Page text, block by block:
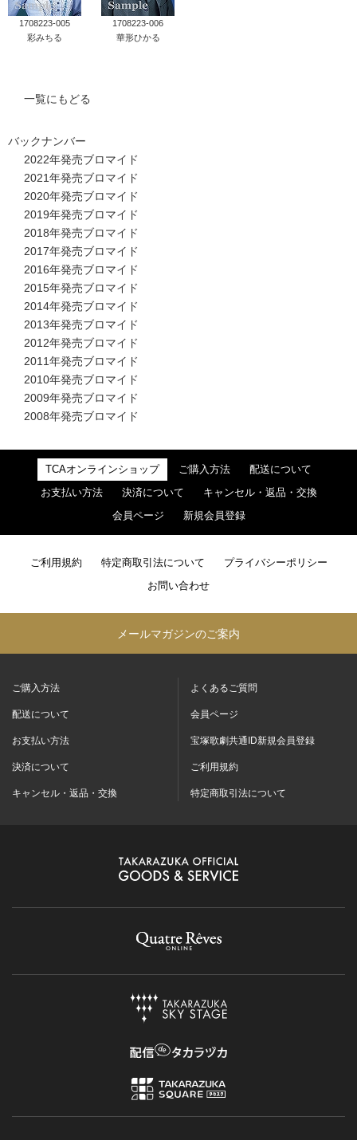
1708223-005
彩みちる
1708223-006
華形ひかる
一覧にもどる
バックナンバー
2022年発売ブロマイド
2021年発売ブロマイド
2020年発売ブロマイド
2019年発売ブロマイド
2018年発売ブロマイド
2017年発売ブロマイド
2016年発売ブロマイド
2015年発売ブロマイド
2014年発売ブロマイド
2013年発売ブロマイド
2012年発売ブロマイド
2011年発売ブロマイド
2010年発売ブロマイド
2009年発売ブロマイド
2008年発売ブロマイド
TCAオンラインショップ ご購入方法 配送について
お支払い方法 決済について キャンセル・返品・交換
会員ページ 新規会員登録
ご利用規約 特定商取引法について プライバシーポリシー
お問い合わせ
メールマガジンのご案内
ご購入方法
配送について
お支払い方法
決済について
キャンセル・返品・交換
よくあるご質問
会員ページ
宝塚歌劇共通ID新規会員登録
ご利用規約
特定商取引法について
宝塚歌劇公式ホームページ